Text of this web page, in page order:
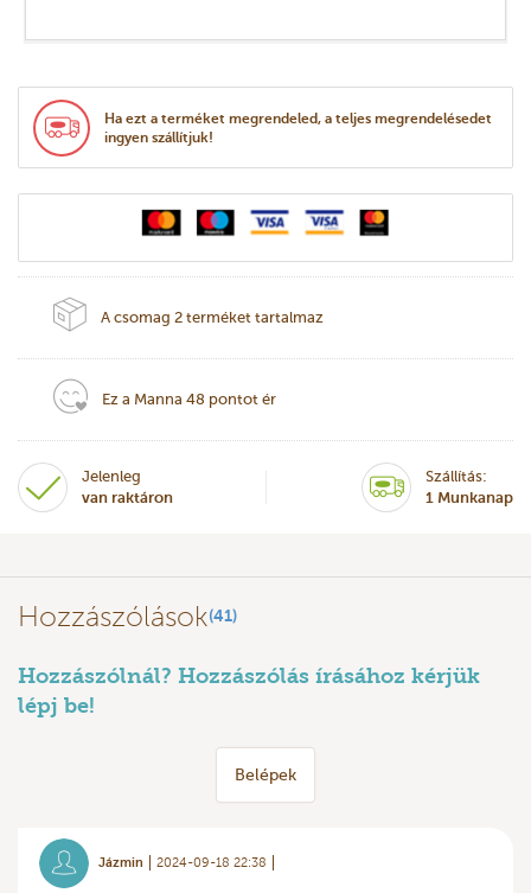
Ha ezt a terméket megrendeled, a teljes megrendelésedet
ingyen szállítjuk!
A csomag 2 terméket tartalmaz
Ez a Manna 48 pontot ér
Jelenleg
van raktáron
Szállítás:
1 Munkanap
Hozzászólások(41)
Hozzászólnál? Hozzászólás írásához kérjük
lépj be!
Belépek
Jázmin 2024-09-18 22:38